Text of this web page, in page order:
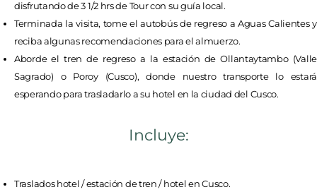
disfrutando de 3 1/2 hrs de Tour con su guía local.
Terminada la visita, tome el autobús de regreso a Aguas Calientes y
reciba algunas recomendaciones para el almuerzo.
Aborde el tren de regreso a la estación de Ollantaytambo (Valle
Sagrado) o Poroy (Cusco), donde nuestro transporte lo estará
esperando para trasladarlo a su hotel en la ciudad del Cusco.
Incluye:
Traslados hotel / estación de tren / hotel en Cusco.